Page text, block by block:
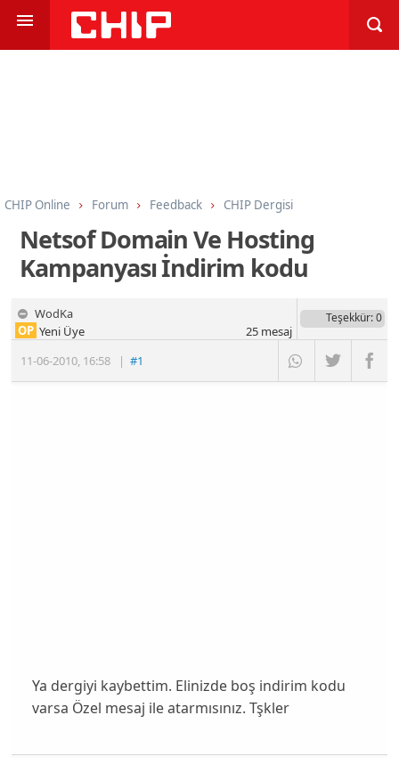
CHIP Online Forum Feedback CHIP Dergisi
Netsof Domain Ve Hosting
Kampanyası İndirim kodu
WodKa
11-06-2010, 16:58 |#1
OP Yeni Üye
Teşekkür: 0
25mesaj
Ya dergiyi kaybettim. Elinizde boş indirim kodu
varsa Özel mesaj ile atarmısınız. Tşkler